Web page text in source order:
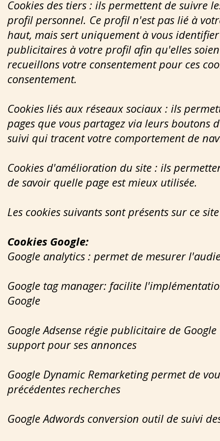
Cookies des tiers : ils permettent de suivre
profil personnel. Ce profil n'est pas lié à
haut, mais sert uniquement à vous
publicitaires à votre profil afin qu'elles
recueillons votre consentement pour ces
consentement.
Cookies liés aux réseaux sociaux : ils
pages que vous partagez via leurs boutons
suivi qui tracent votre comportement de
Cookies d'amélioration du site : ils
de savoir quelle page est mieux utilisée.
Les cookies suivants sont présents sur ce
Cookies Google:
Google analytics : permet de mesurer
Google tag manager: facilite
Google
Google Adsense régie publicitaire de
support pour ses annonces
Google Dynamic Remarketing permet de
précédentes recherches
Google Adwords conversion outil de suivi